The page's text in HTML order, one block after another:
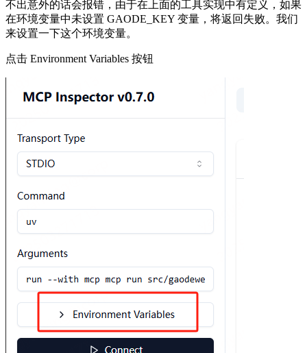
不出意外的话会报错，由于在上面的工具实现中有定义，如果
在环境变量中未设置 GAODE_KEY 变量，将返回失败。我们
来设置一下这个环境变量。
点击 Environment Variables 按钮